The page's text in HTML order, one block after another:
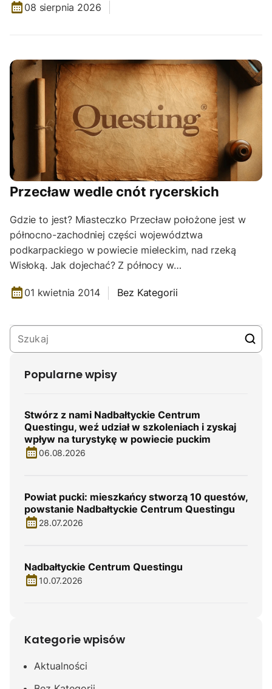
08 sierpnia 2026
Przecław wedle cnót rycerskich
Gdzie to jest? Miasteczko Przecław położone jest w
północno-zachodniej części województwa
podkarpackiego w powiecie mieleckim, nad rzeką
Wisłoką. Jak dojechać? Z północy w…
01 kwietnia 2014 Bez Kategorii
Popularne wpisy
Stwórz z nami Nadbałtyckie Centrum
Questingu, weź udział w szkoleniach i zyskaj
wpływ na turystykę w powiecie puckim
06.08.2026
Powiat pucki: mieszkańcy stworzą 10 questów,
powstanie Nadbałtyckie Centrum Questingu
28.07.2026
Nadbałtyckie Centrum Questingu
10.07.2026
Kategorie wpisów
Aktualności